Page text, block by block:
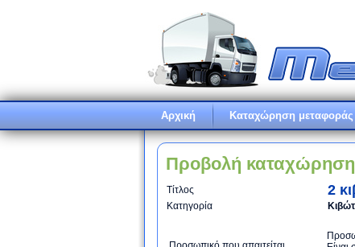
Αρχική Καταχώρηση μεταφοράς
Προβολή
Τίτλος 2
Κατηγορία